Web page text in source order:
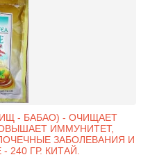
- БАБАО) - ОЧИЩАЕТ
ИММУНИТЕТ,
ЗАБОЛЕВАНИЯ И
ГР. КИТАЙ.